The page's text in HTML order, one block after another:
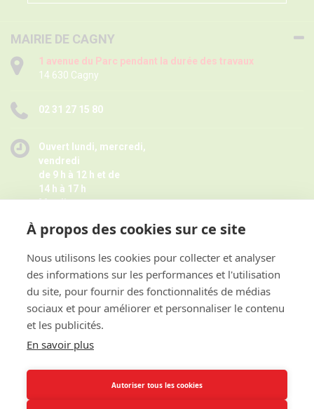
MAIRIE DE CAGNY
1 avenue du Parc pendant la durée des travaux
14 630 Cagny
02 31 27 15 80
Ouvert lundi, mercredi,
vendredi
de 9 h à 12 h et de
14 h à 17 h
Mardi
Jeudi de 14 h à 17 h -Fermé pendant les petites vacances
Horaires juillet août ici
et sur rendez-vous
ACCES RAPIDE
INFORMATIONS
À propos des cookies sur ce site
Nous utilisons les cookies pour collecter et analyser
des informations sur les performances et l'utilisation
du site, pour fournir des fonctionnalités de médias
sociaux et pour améliorer et personnaliser le contenu
et les publicités.
En savoir plus
Autoriser tous les cookies